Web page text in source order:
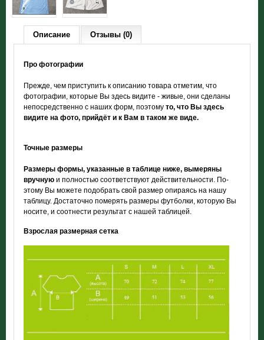
Описание Отзывы (0)
Про фотографии
Прежде, чем приступить к описанию товара отметим, что
фотографии, которые Вы здесь видите - живые, они сделаны
непосредственно с наших форм, поэтомуто, что Вы здесь
видите на фото, прийдёт и к Вам в таком же виде.
Точные размеры
Размеры формы, указанные в таблице ниже, вымеряны
вручную и полностью соответствуют действительности. По-
этому Вы можете подобрать свой размер опираясь на нашу
таблицу. Достаточно померять размеры футболки, которую Вы
носите, и соотнести результат с нашей таблицей.
Взрослая размерная сетка